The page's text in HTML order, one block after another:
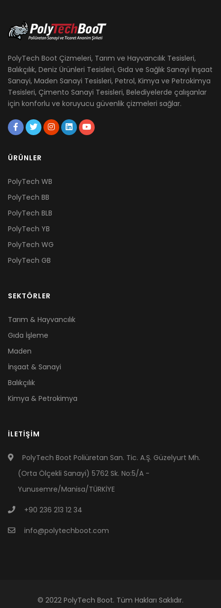
PolyTech Boot Çizmeleri, Tarım ve Hayvancılık Tesisleri,
Balıkçılık, Deniz Ürünleri Tesisleri, Gıda ve Sağlık Sanayi İnşaat
Sanayi, Maden Sanayi Tesisleri, Petrol, Kimya ve Petrokimya
Tesisleri, Çimento Sanayi Tesisleri, Belediyelerde çalışanlar
için konforlu ve koruyucu güvenlik çizmeleri sağlar.
ÜRÜNLER
PolyTech WB
PolyTech BB
PolyTech BLB
PolyTech YB
PolyTech WG
PolyTech GB
SEKTÖRLER
Tarım & Hayvancılık
Gıda İşleme
Maden
İnşaat & Sanayi
Balıkçılık
Kimya & Petrokimya
İLETIŞIM
PolyTech Boot Poliüretan San. Tic. A.Ş. Güzelyurt Mh.
(Orta Ölçekli Sanayi) 5762 Sk. No:5/A -
Yunusemre/Manisa/TÜRKİYE
+90 236 213 12 34
info@polytechboot.com
© 2022 PolyTech Boot. Tüm Hakları Saklıdır.